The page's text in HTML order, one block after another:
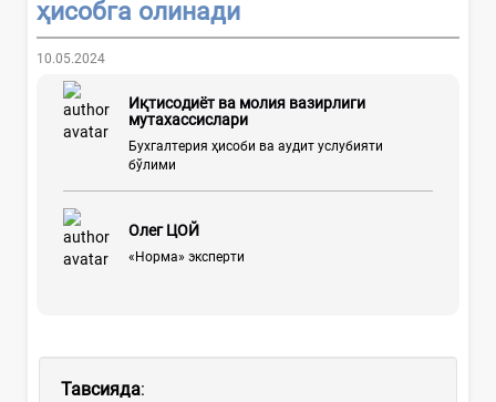
ҳисобга олинади
10.05.2024
Иқтисодиёт ва молия вазирлиги
мутахассислари
Бухгалтерия ҳисоби ва аудит услубияти
бўлими
Олег ЦОЙ
«Норма» эксперти
Тавсияда: